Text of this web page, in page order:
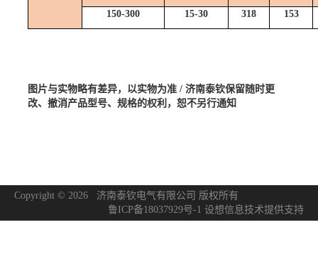
150-300 15-30 318 153
图片与实物略有差异，以实物为准 / 济南泰钦保留随时更
改、撤消产品型号、规格的权利，恕不另行通知
Copyright © 2026 济南泰钦电气有限公司 版权所有
鲁ICP备18037929号-1 设想信息技术提供支持